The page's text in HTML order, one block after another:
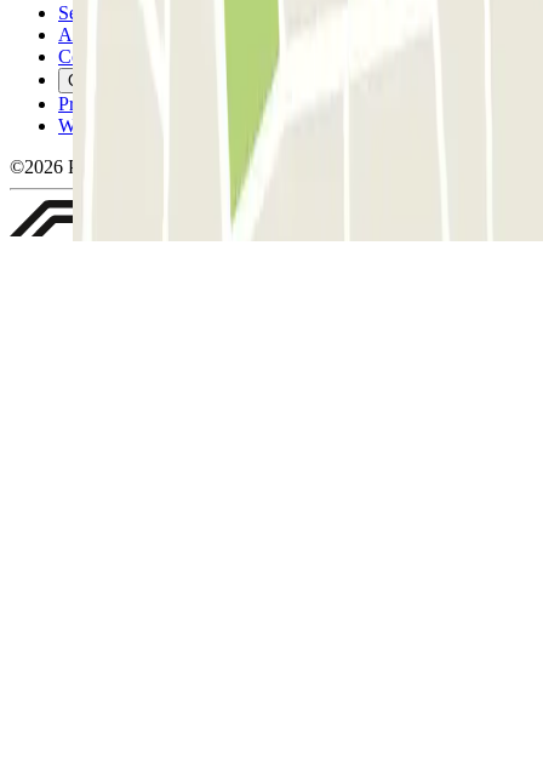
Servicevoorwaarden
Annuleringsvoorwaarden
Cookiebeleid
Cookies beheren
Privacybeleid
Whistleblowing
©2026 Parclick. All rights reserved